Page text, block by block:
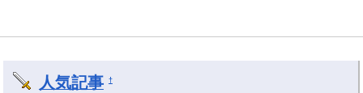
人気記事 †